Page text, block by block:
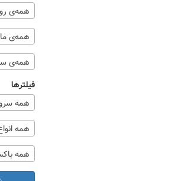
همه‌ی
همه‌ی
همه‌ی
فیلترها
همه
همه
همه